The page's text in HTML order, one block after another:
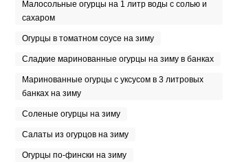
Малосольные огурцы на 1 литр воды с солью и
сахаром
Огурцы в томатном соусе на зиму
Сладкие маринованные огурцы на зиму в банках
Маринованные огурцы с уксусом в 3 литровых
банках на зиму
Соленые огурцы на зиму
Салаты из огурцов на зиму
Огурцы по-фински на зиму